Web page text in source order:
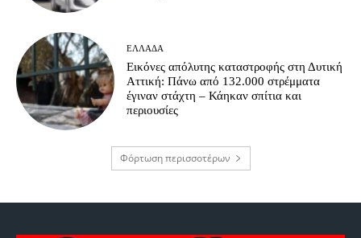
ΕΛΛΆΔΑ
Εικόνες απόλυτης καταστροφής στη Δυτική
Αττική: Πάνω από 132.000 στρέμματα
έγιναν στάχτη – Κάηκαν σπίτια και
περιουσίες
Φόρτωση περισσοτέρων